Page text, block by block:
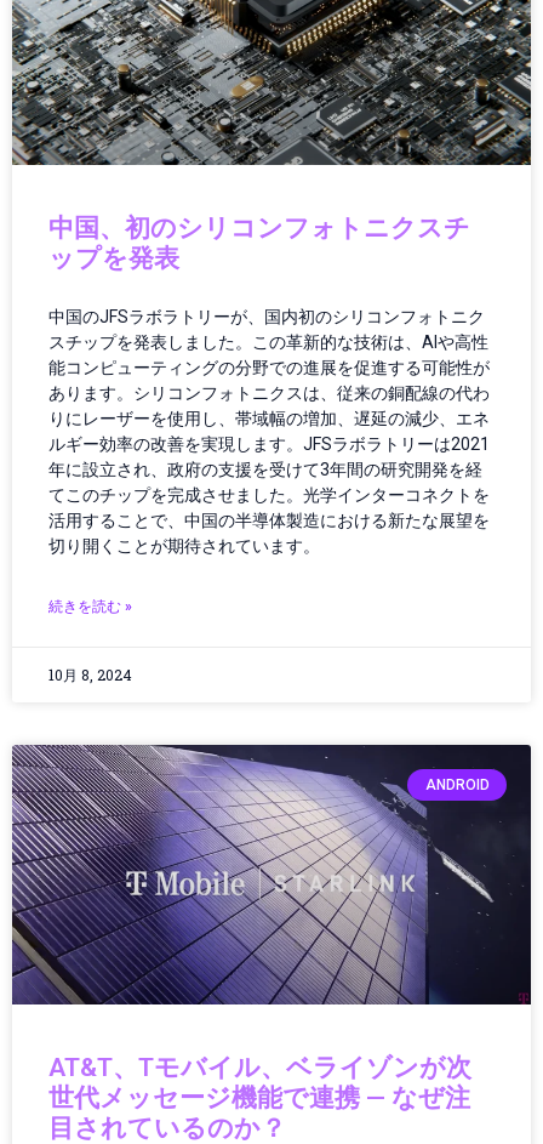
ウェアラブル
ウェアラブルガジェット
ウェアラブルテクノロジー
ウェアラブルデバイス
エッジAI
エネルギー/インフラ
エネルギーインフラ
エネルギーテクノロジー
エネルギー技術
エレクトロニクス
エンタメ・ポップカルチャー
オーディオ
オーディオ・ヘッドフォン
オーディオ機器
オペレーション
オペレーティングシステム
カー／モバイルアクセサリ
カーボンニュートラル
ガジェット
ガジェットレビュー
ガジェット最新情報
ガバナンス
ガバナンス/コンプライアンス
カメラ
キャッシュレス
クラウド／データセンター
クラウドコンピューティング
クラウドテクノロジー
クリーンテック
クリエイター
クリエイティブツール
中国、初のシリコンフォトニクスチ
ップを発表
中国のJFSラボラトリーが、国内初のシリコンフォトニク
スチップを発表しました。この革新的な技術は、AIや高性
能コンピューティングの分野での進展を促進する可能性が
あります。シリコンフォトニクスは、従来の銅配線の代わ
りにレーザーを使用し、帯域幅の増加、遅延の減少、エネ
ルギー効率の改善を実現します。JFSラボラトリーは2021
年に設立され、政府の支援を受けて3年間の研究開発を経
てこのチップを完成させました。光学インターコネクトを
活用することで、中国の半導体製造における新たな展望を
切り開くことが期待されています。
続きを読む »
10月 8, 2024
ANDROID
AT&T、Tモバイル、ベライゾンが次
世代メッセージ機能で連携 — なぜ注
目されているのか？